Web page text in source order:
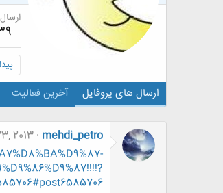
ارسال های پروفایل آخرین فعالیت
mehdi_petro
2013